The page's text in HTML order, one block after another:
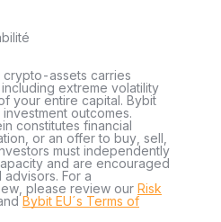
crypto-assets carries
extreme volatility
your entire capital. Bybit
outcomes.
constitutes financial
or an offer to buy, sell,
must independently
and are encouraged
For a
please review our Risk
Bybit EU´s Terms of